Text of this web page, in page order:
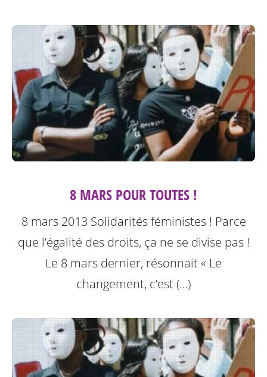
8 MARS POUR TOUTES !
8 mars 2013 Solidarités féministes ! Parce
que l’égalité des droits, ça ne se divise pas !
Le 8 mars dernier, résonnait « Le
changement, c’est (…)